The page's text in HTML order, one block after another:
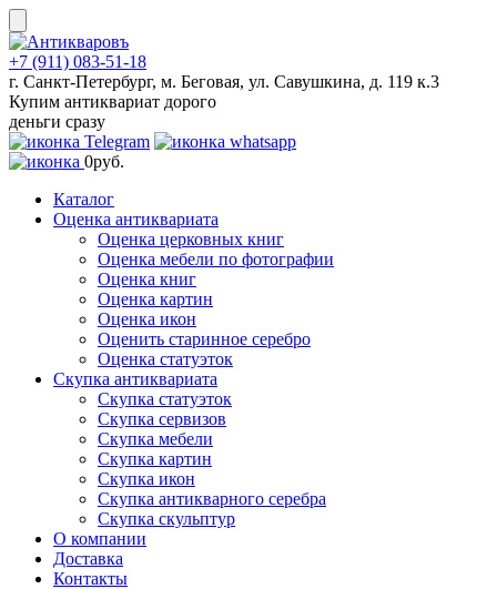
Skip
to
content
+7 (911) 083-51-18
г. Санкт-Петербург, м. Беговая, ул. Савушкина, д. 119 к.3
Купим антиквариат дорого
деньги сразу
0руб.
Каталог
Оценка антиквариата
Оценка церковных книг
Оценка мебели по фотографии
Оценка книг
Оценка картин
Оценка икон
Оценить старинное серебро
Оценка статуэток
Скупка антиквариата
Скупка статуэток
Скупка сервизов
Скупка мебели
Скупка картин
Скупка икон
Скупка антикварного серебра
Скупка скульптур
О компании
Доставка
Контакты